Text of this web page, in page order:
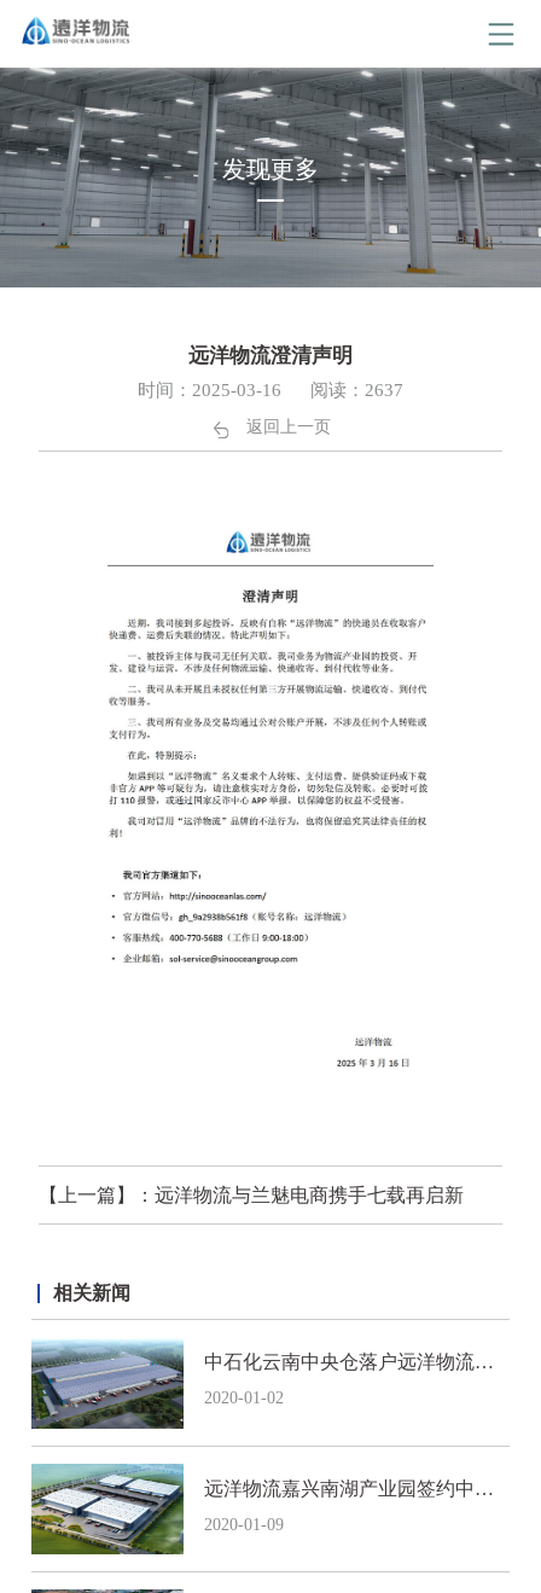
发现更多
远洋物流澄清声明
时间：2025-03-16 阅读：2637
返回上一页
【上一篇】：远洋物流与兰魅电商携手七载再启新
【下一篇】：远洋物流签约上海腾飞物流产业园 提供园区
招商及运营服务
相关新闻
中石化云南中央仓落户远洋物流昆
明空港产业园
2020-01-02
远洋物流嘉兴南湖产业园签约中国
领先高端家居运营商
2020-01-09